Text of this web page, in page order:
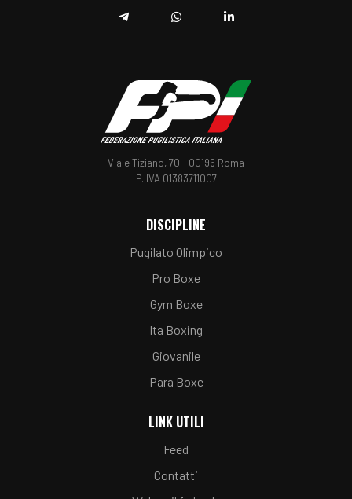
Viale Tiziano, 70 - 00196 Roma
P. IVA 01383711007
DISCIPLINE
Pugilato Olimpico
Pro Boxe
Gym Boxe
Ita Boxing
Giovanile
Para Boxe
LINK UTILI
Feed
Contatti